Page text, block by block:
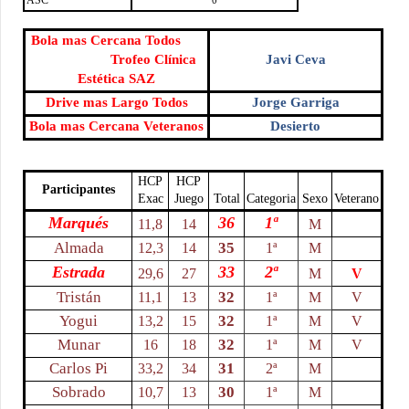
Bola mas Cercana Todos
Trofeo Clínica
Estética SAZ
Javi Ceva
Drive mas Largo Todos
Jorge Garriga
Bola mas Cercana Veteranos
Desierto
Participantes
HCP
Exac
HCP
Juego
Total Categoria Sexo Veterano
Marqués 11,8 14 36 1ª M
Almada 12,3 14 35 1ª M
Estrada 29,6 27 33 2ª M V
Tristán 11,1 13 32 1ª M V
Yogui 13,2 15 32 1ª M V
Munar 16 18 32 1ª M V
Carlos Pi 33,2 34 31 2ª M
Sobrado 10,7 13 30 1ª M